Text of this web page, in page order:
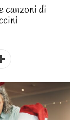
canzoni di